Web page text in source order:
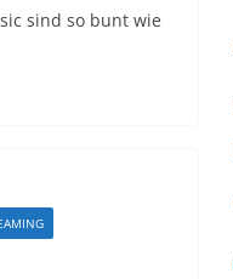
sind so bunt wie